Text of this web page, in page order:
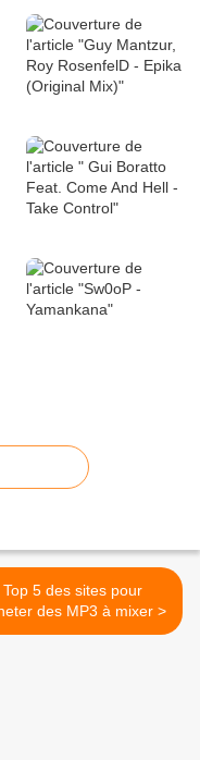
Top 5 des sites pour
acheter des MP3 à mixer >